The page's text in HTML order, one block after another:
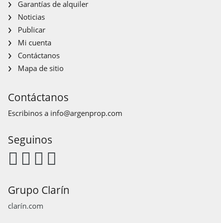
Garantías de alquiler
Noticias
Publicar
Mi cuenta
Contáctanos
Mapa de sitio
Contáctanos
Escribinos a info@argenprop.com
Seguinos
Grupo Clarín
clarín.com